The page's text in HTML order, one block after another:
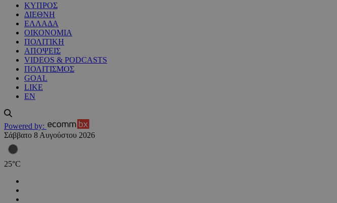
ΚΥΠΡΟΣ
ΔΙΕΘΝΗ
ΕΛΛΑΔΑ
ΟΙΚΟΝΟΜΙΑ
ΠΟΛΙΤΙΚΗ
ΑΠΟΨΕΙΣ
VIDEOS & PODCASTS
ΠΟΛΙΤΙΣΜΟΣ
GOAL
LIKE
EN
Powered by:
Σάββατο 8 Αυγούστου 2026
25°C